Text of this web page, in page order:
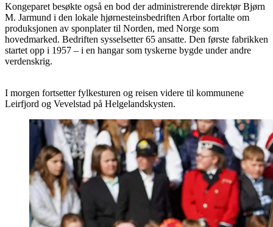
Kongeparet besøkte også en bod der administrerende direktør Bjørn
M. Jarmund i den lokale hjørnesteinsbedriften Arbor fortalte om
produksjonen av sponplater til Norden, med Norge som
hovedmarked. Bedriften sysselsetter 65 ansatte. Den første fabrikken
startet opp i 1957 – i en hangar som tyskerne bygde under andre
verdenskrig.
I morgen fortsetter fylkesturen og reisen videre til kommunene
Leirfjord og Vevelstad på Helgelandskysten.